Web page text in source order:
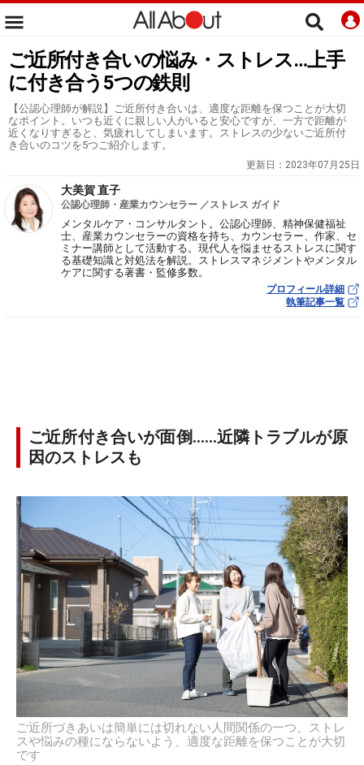
ご近所付き合いの悩み・ストレス…上手
に付き合う5つの鉄則
【公認心理師が解説】ご近所付き合いは、適度な距離を保つことが大切
なポイント。いつも近くに親しい人がいると安心ですが、一方で距離が
近くなりすぎると、気疲れしてしまいます。ストレスの少ないご近所付
き合いのコツを5つご紹介します。
更新日： 2023年07月25日
大美賀 直子
公認心理師・産業カウンセラー ／ストレス ガイド
メンタルケア・コンサルタント。公認心理師、精神保健福祉
士、産業カウンセラーの資格を持ち、カウンセラー、作家、セ
ミナー講師として活動する。現代人を悩ませるストレスに関す
る基礎知識と対処法を解説。ストレスマネジメントやメンタル
ケアに関する著書・監修多数。
プロフィール詳細
執筆記事一覧
ご近所付き合いが面倒……近隣トラブルが原
因のストレスも
ご近所づきあいは簡単には切れない人間関係の一つ。ストレ
スや悩みの種にならないよう、適度な距離を保つことが大切
です